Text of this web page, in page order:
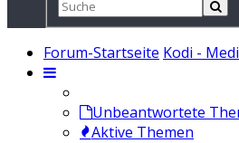
Forum-Startseite Kodi -
Unbeantwortete
Aktive Themen